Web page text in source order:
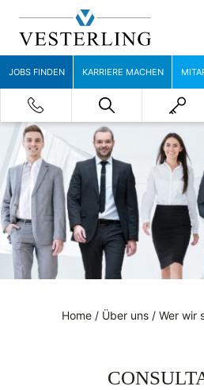
JOBS FINDEN KARRIERE MACHEN
Home / Über uns / Wer wir